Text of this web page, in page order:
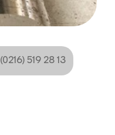
(0216) 519 28 13